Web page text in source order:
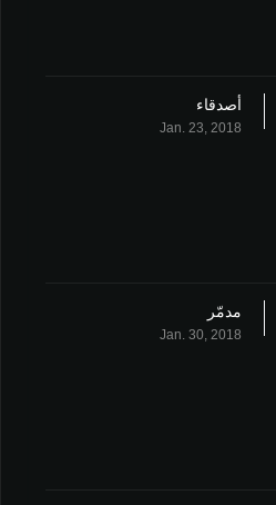
أصدقاء
Jan. 23, 2018
مدمّر
Jan. 30, 2018